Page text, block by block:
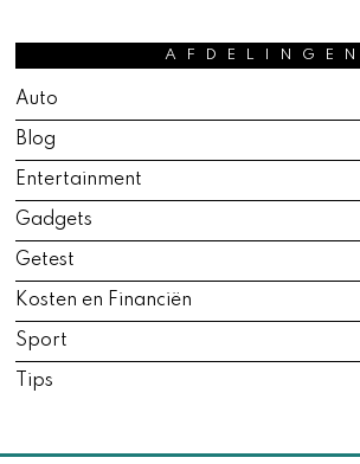
1
7
AFDELINGEN
Auto
Blog
Entertainment
Gadgets
Getest
Kosten en Financiën
Sport
Tips